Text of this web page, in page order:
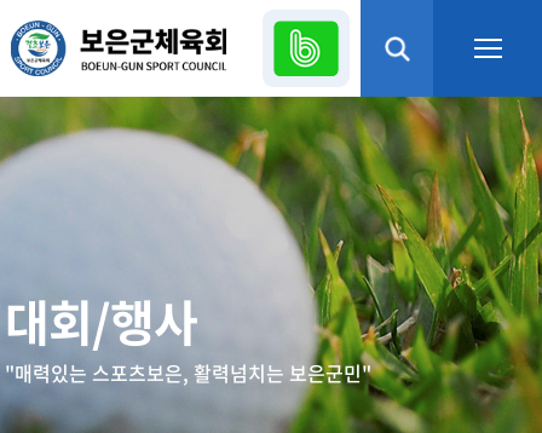
열기
열기
열기
대회/행사
"매력있는 스포츠보은, 활력넘치는 보은군민"